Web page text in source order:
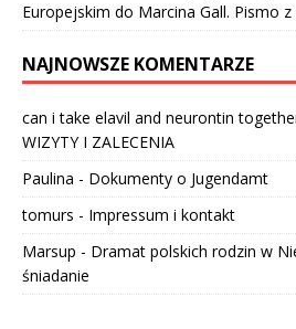
Europejskim do Marcina Gall. Pismo z
NAJNOWSZE KOMENTARZE
can i take elavil and neurontin
WIZYTY I ZALECENIA
Paulina - Dokumenty o Jugendamt
tomurs - Impressum i kontakt
Marsup - Dramat polskich rodzin w
śniadanie